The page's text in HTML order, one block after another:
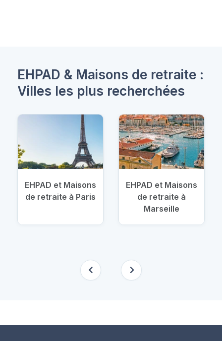
EHPAD & Maisons de retraite :
Villes les plus recherchées
EHPAD et Maisons
de retraite à Paris
EHPAD et Maisons
de retraite à
Marseille